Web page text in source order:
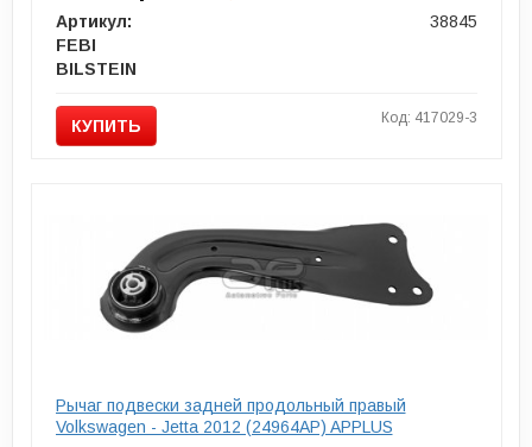
Артикул:
38845
FEBI
BILSTEIN
КУПИТЬ Код: 417029-3
Рычаг подвески задней продольный правый
Volkswagen - Jetta 2012 (24964AP) APPLUS